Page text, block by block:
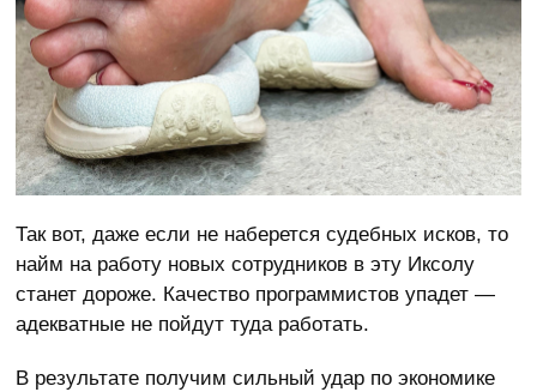
Так вот, даже если не наберется судебных исков, то
найм на работу новых сотрудников в эту Иксолу
станет дороже. Качество программистов упадет —
адекватные не пойдут туда работать.
В результате получим сильный удар по экономике